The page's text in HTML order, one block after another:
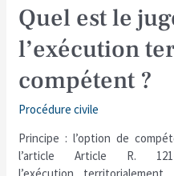
Quel est le
l’exécution
compétent ?
Procédure civile
Principe : l’option de
l’article Article R.
Quel
est
le
juge
de
l’exécution
territorialement
compétent
?